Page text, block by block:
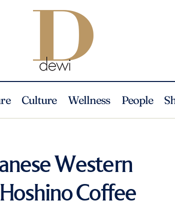
Culture Wellness People
Sajian Japanese Western Bersama Kopi Lezat di
Western
Coffee